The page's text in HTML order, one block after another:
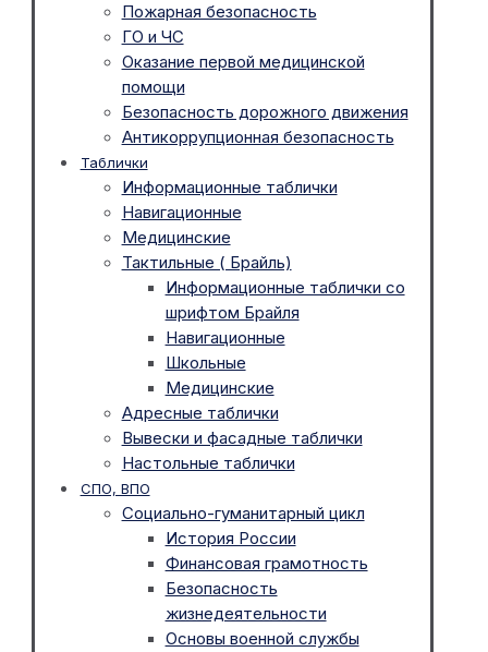
Пожарная безопасность
ГО и ЧС
Оказание первой медицинской
помощи
Безопасность дорожного движения
Антикоррупционная безопасность
Таблички
Информационные таблички
Навигационные
Медицинские
Тактильные ( Брайль)
Информационные таблички со
шрифтом Брайля
Навигационные
Школьные
Медицинские
Адресные таблички
Вывески и фасадные таблички
Настольные таблички
СПО, ВПО
Социально-гуманитарный цикл
История России
Финансовая грамотность
Безопасность
жизнедеятельности
Основы военной службы